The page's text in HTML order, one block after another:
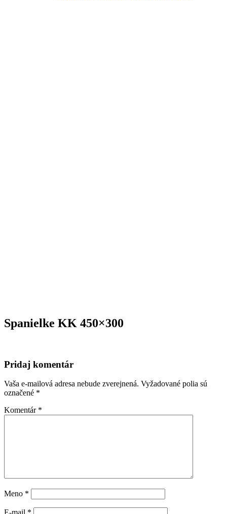
Spanielke KK 450×300
Pridaj komentár
Vaša e-mailová adresa nebude zverejnená. Vyžadované polia sú
označené *
Komentár *
Meno *